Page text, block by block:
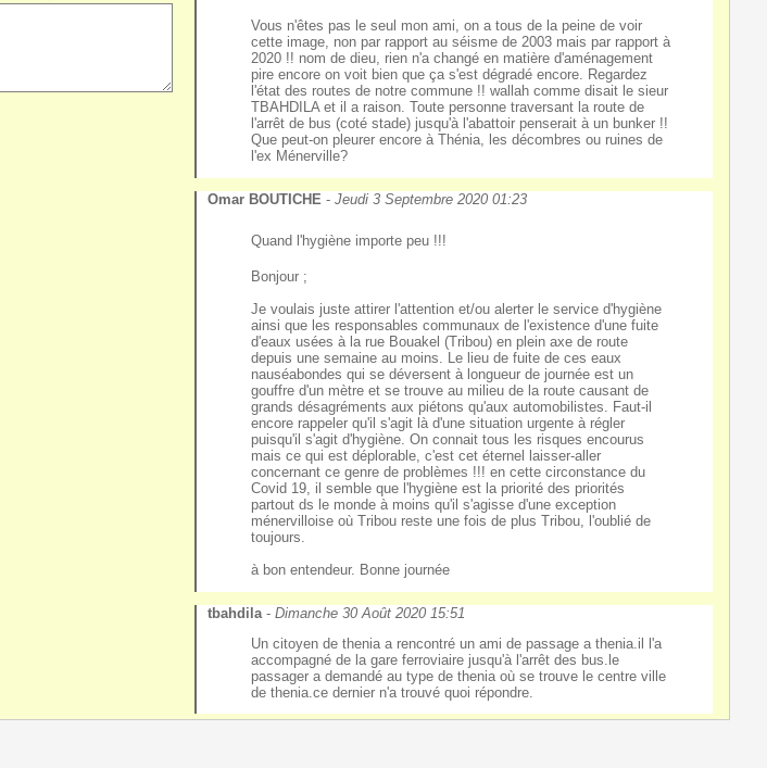
Vous n'êtes pas le seul mon ami, on a tous de la peine de voir
cette image, non par rapport au séisme de 2003 mais par rapport à
2020 !! nom de dieu, rien n'a changé en matière d'aménagement
pire encore on voit bien que ça s'est dégradé encore. Regardez
l'état des routes de notre commune !! wallah comme disait le sieur
TBAHDILA et il a raison. Toute personne traversant la route de
l'arrêt de bus (coté stade) jusqu'à l'abattoir penserait à un bunker !!
Que peut-on pleurer encore à Thénia, les décombres ou ruines de
l'ex Ménerville?
Omar BOUTICHE -Jeudi 3 Septembre 2020 01:23
Quand l'hygiène importe peu !!!
Bonjour ;
Je voulais juste attirer l'attention et/ou alerter le service d'hygiène
ainsi que les responsables communaux de l'existence d'une fuite
d'eaux usées à la rue Bouakel (Tribou) en plein axe de route
depuis une semaine au moins. Le lieu de fuite de ces eaux
nauséabondes qui se déversent à longueur de journée est un
gouffre d'un mètre et se trouve au milieu de la route causant de
grands désagréments aux piétons qu'aux automobilistes. Faut-il
encore rappeler qu'il s'agit là d'une situation urgente à régler
puisqu'il s'agit d'hygiène. On connait tous les risques encourus
mais ce qui est déplorable, c'est cet éternel laisser-aller
concernant ce genre de problèmes !!! en cette circonstance du
Covid 19, il semble que l'hygiène est la priorité des priorités
partout ds le monde à moins qu'il s'agisse d'une exception
ménervilloise où Tribou reste une fois de plus Tribou, l'oublié de
toujours.
à bon entendeur. Bonne journée
tbahdila -Dimanche 30 Août 2020 15:51
Un citoyen de thenia a rencontré un ami de passage a thenia.il l'a
accompagné de la gare ferroviaire jusqu'à l'arrêt des bus.le
passager a demandé au type de thenia où se trouve le centre ville
de thenia.ce dernier n'a trouvé quoi répondre.